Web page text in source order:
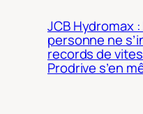
JCB Hydromax
personne ne
records de
Prodrive s’en